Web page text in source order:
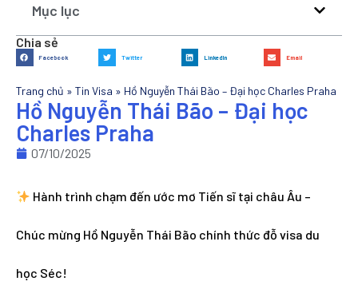
Mục lục
Chia sẻ
Facebook Twitter LinkedIn Email
Trang chủ » Tin Visa » Hồ Nguyễn Thái Bão – Đại học Charles Praha
Hồ Nguyễn Thái Bão – Đại học
Charles Praha
07/10/2025
Hành trình chạm đến ước mơ Tiến sĩ tại châu Âu –
Chúc mừng Hồ Nguyễn Thái Bão chính thức đỗ visa du
học Séc!